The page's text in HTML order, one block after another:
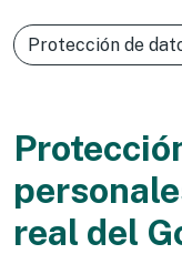
Protección de
real del